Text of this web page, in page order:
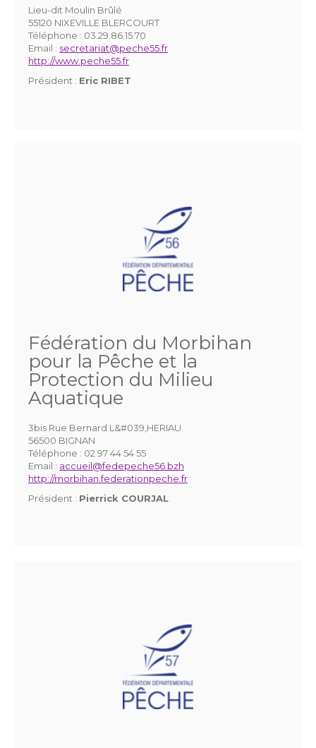
Lieu-dit Moulin Brûlé
55120 NIXEVILLE BLERCOURT
Téléphone : 03.29.86.15.70
Email : secretariat@peche55.fr
http://www.peche55.fr
Président : Eric RIBET
Fédération du Morbihan
pour la Pêche et la
Protection du Milieu
Aquatique
3bis Rue Bernard L&#039,HERIAU
56500 BIGNAN
Téléphone : 02 97 44 54 55
Email : accueil@fedepeche56.bzh
http://morbihan.federationpeche.fr
Président : Pierrick COURJAL